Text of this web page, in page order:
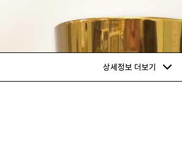
상세정보 더보기